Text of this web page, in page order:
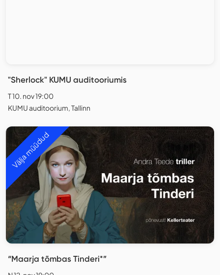
"Sherlock" KUMU auditooriumis
T 10. nov 19:00
KUMU auditoorium, Tallinn
Välja müüdud
“Maarja tõmbas Tinderi*”